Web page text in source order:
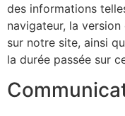
des informations
navigateur, la
sur notre site, ainsi
la durée passée sur